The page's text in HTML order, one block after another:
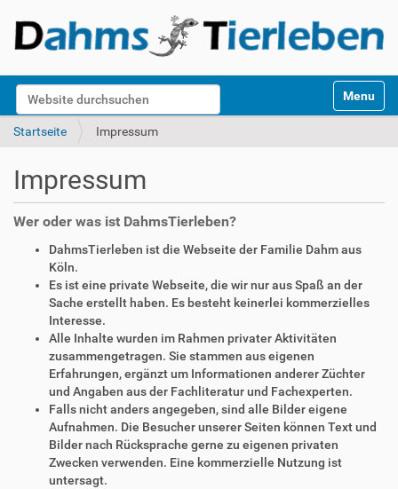
Website durchsuchen
k
Toggle
Startseite Impressum
Impressum
Wer oder was ist DahmsTierleben?
DahmsTierleben ist die Webseite der Familie Dahm aus
Köln.
Es ist eine private Webseite, die wir nur aus Spaß an der
Sache erstellt haben. Es besteht keinerlei kommerzielles
Interesse.
Alle Inhalte wurden im Rahmen privater Aktivitäten
zusammengetragen. Sie stammen aus eigenen
Erfahrungen, ergänzt um Informationen anderer Züchter
und Angaben aus der Fachliteratur und Fachexperten.
Falls nicht anders angegeben, sind alle Bilder eigene
Aufnahmen. Die Besucher unserer Seiten können Text und
Bilder nach Rücksprache gerne zu eigenen privaten
Zwecken verwenden. Eine kommerzielle Nutzung ist
untersagt.